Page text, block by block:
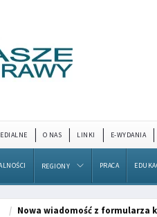
O NAS LINKI E-WYDANIA
REGIONY PRACA
Nowa wiadomość z formularza